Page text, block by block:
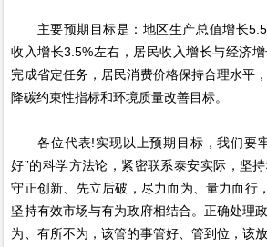
主要预期目标是：地区生产总值增长
收入增长3.5%左右，居民收入增长与经济
完成省定任务，居民消费价格保持合理水平
降碳约束性指标和环境质量改善目标。
各位代表!实现以上预期目标，我们要
好”的科学方法论，紧密联系泰安实际，坚
守正创新、先立后破，尽力而为、量力而行
坚持有效市场与有为政府相结合。正确处理
为、有所不为，该管的事管好、管到位，该